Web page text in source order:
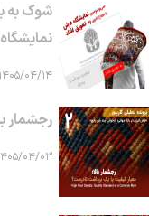
شوک به
۱۴۰۵/۰۴/۱۴
رجشمار
۱۴۰۵/۰۴/